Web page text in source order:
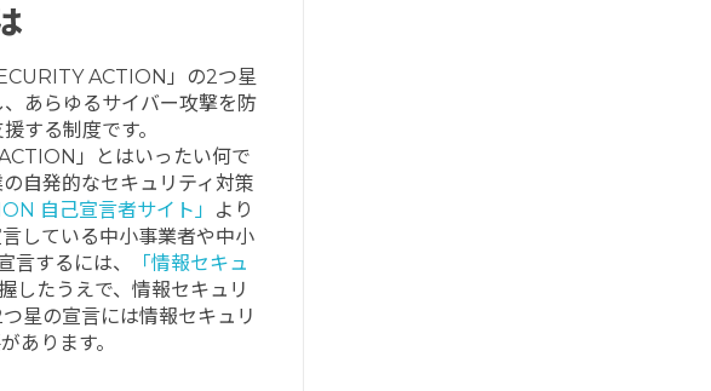
ACTION」の2つ星
あらゆるサイバー攻撃を防
する制度です。
」とはいったい何で
自発的なセキュリティ対策
自己宣言者サイト」
より
している中小事業者や中小
するには、
「情報セキュ
したうえで、情報セキュリ
星の宣言には情報セキュリ
あります。